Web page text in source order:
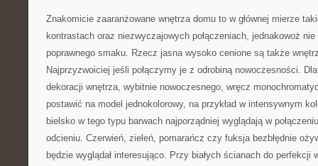
Znakomicie zaaranżowane wnętrza domu to w głównej mierze
kontrastach oraz niezwyczajowych połączeniach, jednakowoż
poprawnego smaku. Rzecz jasna wysoko cenione są także
Najprzyzwoiciej jeśli połączymy je z odrobiną nowoczesności.
dekoracji wnętrza, wybitnie nowoczesnego, wręcz
postawić na model jednokolorowy, na przykład w intensywnym
bielsko w tego typu barwach najporządniej wyglądają w
odcieniu. Czerwień, zieleń, pomarańcz czy fuksja bezbłędnie
będzie wyglądał interesująco. Przy białych ścianach do perfekcji